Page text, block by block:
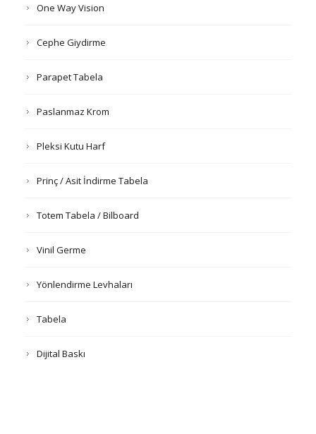
One Way Vision
Cephe Giydirme
Parapet Tabela
Paslanmaz Krom
Pleksi Kutu Harf
Prinç / Asit İndirme Tabela
Totem Tabela / Bilboard
Vinil Germe
Yönlendirme Levhaları
Tabela
Dijital Baskı